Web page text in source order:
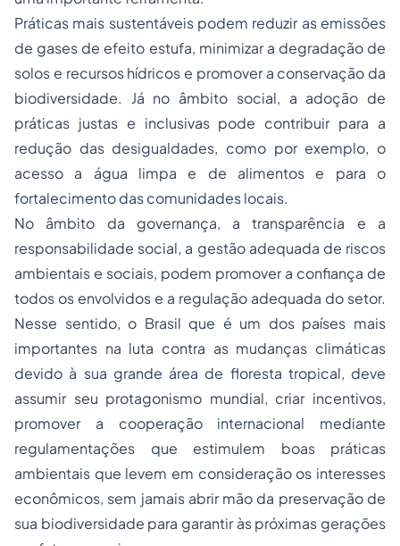
Práticas mais sustentáveis podem reduzir as emissões
de gases de efeito estufa, minimizar a degradação de
solos e recursos hídricos e promover a conservação da
biodiversidade. Já no âmbito social, a adoção de
práticas justas e inclusivas pode contribuir para a
redução das desigualdades, como por exemplo, o
acesso a água limpa e de alimentos e para o
fortalecimento das comunidades locais.
No âmbito da governança, a transparência e a
responsabilidade social, a gestão adequada de riscos
ambientais e sociais, podem promover a confiança de
todos os envolvidos e a regulação adequada do setor.
Nesse sentido, o Brasil que é um dos países mais
importantes na luta contra as mudanças climáticas
devido à sua grande área de floresta tropical, deve
assumir seu protagonismo mundial, criar incentivos,
promover a cooperação internacional mediante
regulamentações que estimulem boas práticas
ambientais que levem em consideração os interesses
econômicos, sem jamais abrir mão da preservação de
sua biodiversidade para garantir às próximas gerações